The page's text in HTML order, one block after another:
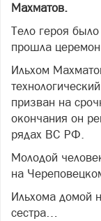
Махматов.
Тело героя
прошла
Ильхом
призван на
окончания он
рядах ВС РФ.
Молодой
на
Ильхома домой
сестра…